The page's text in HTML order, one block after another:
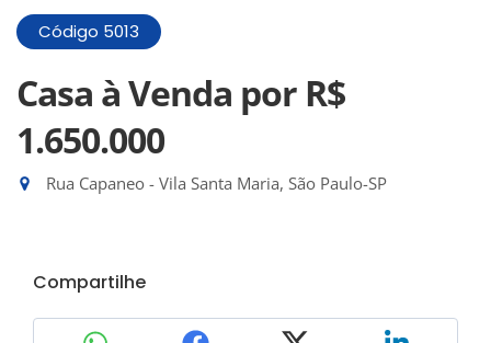
Código 5013
Casa à Venda por R$
1.650.000
Rua Capaneo - Vila Santa Maria, São Paulo-SP
Compartilhe